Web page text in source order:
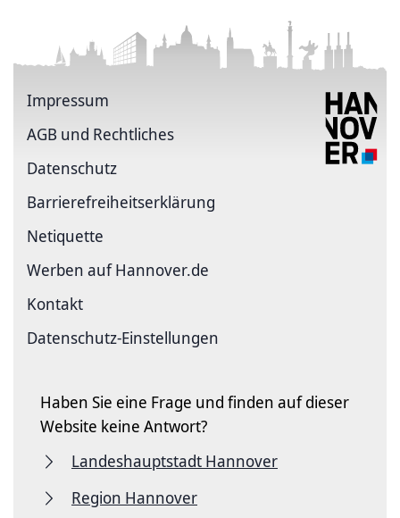
Impressum
AGB und Rechtliches
Datenschutz
Barriere­freiheits­erklärung
Netiquette
Werben auf Hannover.de
Kontakt
Datenschutz-Einstellungen
Haben Sie eine Frage und finden auf dieser
Website keine Antwort?
Landeshauptstadt Hannover
Region Hannover